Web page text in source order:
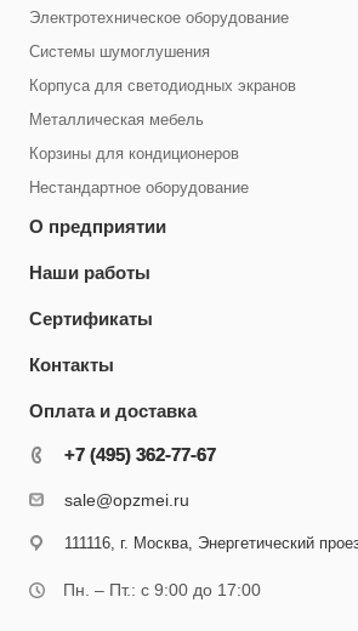
Электротехническое оборудование
Системы шумоглушения
Корпуса для светодиодных экранов
Металлическая мебель
Корзины для кондиционеров
Нестандартное оборудование
О предприятии
Наши работы
Сертификаты
Контакты
Оплата и доставка
+7 (495) 362-77-67
+7 (495) 362-77-67
sale@opzmei.ru
111116, г. Москва, Энергетический
Пн. – Пт.: с 9:00 до 17:00